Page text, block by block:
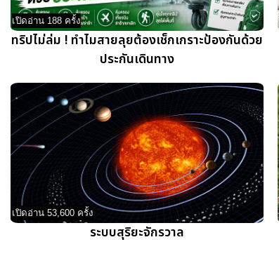
เปิดอ่าน 188 ครั้ง
ทริปไม่ล่ม ! ทำไมสายลุยต้องเช็กเกราะป้องกันด้วย
ประกันเดินทาง
เปิดอ่าน 53,600 ครั้ง
ระบบสุริยะจักรวาล